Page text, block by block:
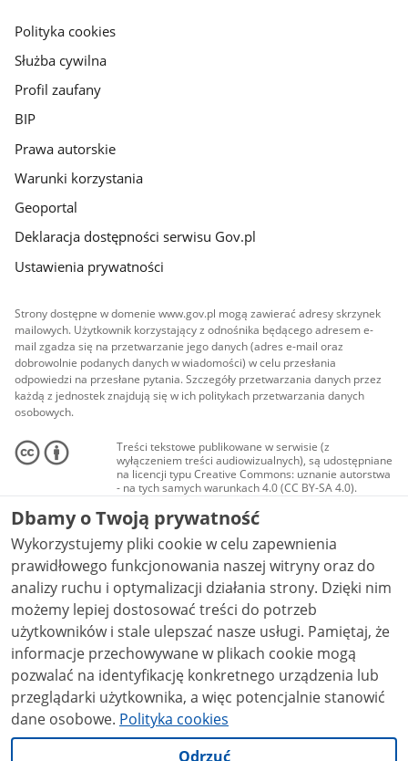
gov.pl
Polityka cookies
Służba cywilna
Profil zaufany
BIP
Prawa autorskie
Warunki korzystania
Geoportal
Deklaracja dostępności serwisu Gov.pl
Ustawienia prywatności
Strony dostępne w domenie www.gov.pl mogą zawierać adresy skrzynek
mailowych. Użytkownik korzystający z odnośnika będącego adresem e-
mail zgadza się na przetwarzanie jego danych (adres e-mail oraz
dobrowolnie podanych danych w wiadomości) w celu przesłania
odpowiedzi na przesłane pytania. Szczegóły przetwarzania danych przez
każdą z jednostek znajdują się w ich politykach przetwarzania danych
osobowych.
Treści tekstowe publikowane w serwisie (z
wyłączeniem treści audiowizualnych), są udostępniane
na licencji typu Creative Commons: uznanie autorstwa
- na tych samych warunkach 4.0 (CC BY-SA 4.0).
Materiały audiowizualne, w tym zdjęcia, materiały
audio i wideo, są udostępniane na licencji typu
Creative Commons: uznanie autorstwa użycie
niekomercyjne - bez utworów zależnych 4.0 (CC BY-
NC-ND 4.0), o ile nie jest to stwierdzone inaczej.
Dbamy o Twoją prywatność
Wykorzystujemy pliki cookie w celu zapewnienia
prawidłowego funkcjonowania naszej witryny oraz do
analizy ruchu i optymalizacji działania strony. Dzięki nim
możemy lepiej dostosować treści do potrzeb
użytkowników i stale ulepszać nasze usługi. Pamiętaj, że
informacje przechowywane w plikach cookie mogą
pozwalać na identyfikację konkretnego urządzenia lub
przeglądarki użytkownika, a więc potencjalnie stanowić
dane osobowe. Polityka cookies
Odrzuć